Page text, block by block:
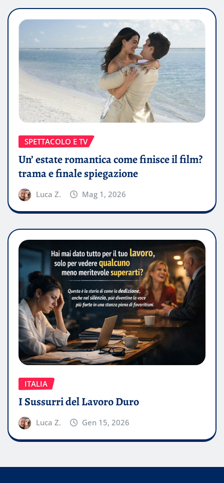
SPETTACOLO E TV
Un’ estate romantica come finisce il film?
trama e finale spiegazione
Luca Z. Mag 1, 2026
ITALIA
I Sussurri del Lavoro Duro
Luca Z. Gen 15, 2026